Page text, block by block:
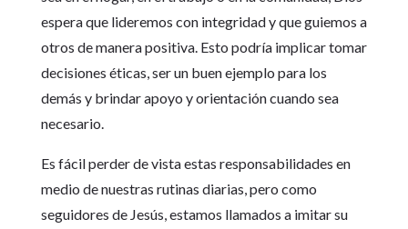
espera que lideremos con integridad y que guiemos a
otros de manera positiva. Esto podría implicar tomar
decisiones éticas, ser un buen ejemplo para los
demás y brindar apoyo y orientación cuando sea
necesario.
Es fácil perder de vista estas responsabilidades en
medio de nuestras rutinas diarias, pero como
seguidores de Jesús, estamos llamados a imitar su